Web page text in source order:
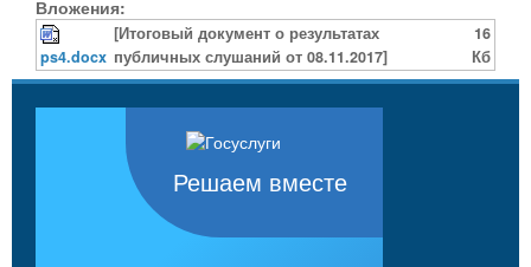
Вложения:
ps4.docx
[Итоговый документ о результатах
публичных слушаний от 08.11.2017]
16
Кб
Решаем вместе